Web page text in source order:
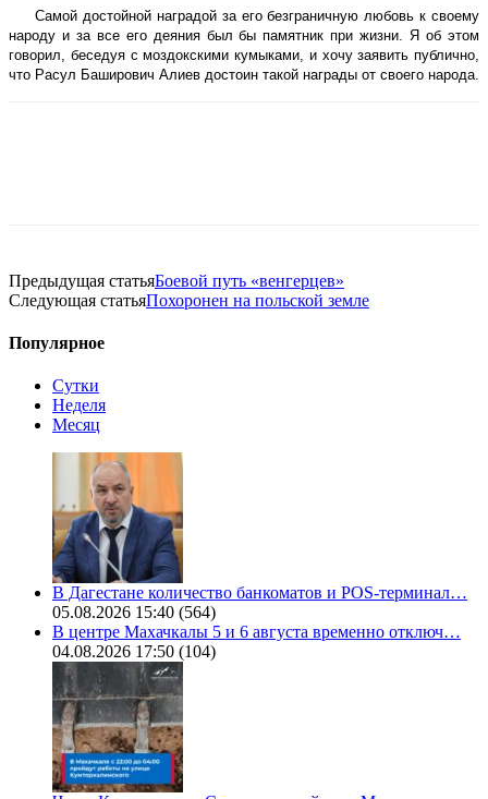
Самой достойной наградой за его безграничную любовь к своему
народу и за все его деяния был бы памятник при жизни. Я об этом
говорил, беседуя с моздокскими кумыками, и хочу заявить публично,
что Расул Баширович Алиев достоин такой награды от своего народа.
Предыдущая статьяБоевой путь «венгерцев»
Следующая статьяПохоронен на польской земле
Популярное
Сутки
Неделя
Месяц
В Дагестане количество банкоматов и POS-терминал…
05.08.2026 15:40 (564)
В центре Махачкалы 5 и 6 августа временно отключ…
04.08.2026 17:50 (104)